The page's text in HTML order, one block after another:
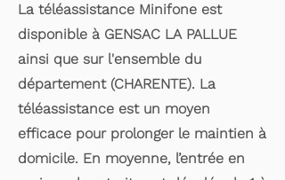
La téléassistance Minifone est
disponible à GENSAC LA PALLUE
ainsi que sur l'ensemble du
département (CHARENTE). La
téléassistance est un moyen
efficace pour prolonger le maintien à
domicile. En moyenne, l’entrée en